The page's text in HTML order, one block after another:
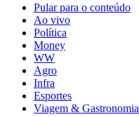
Pular para o conteúdo
Ao vivo
Política
Money
WW
Agro
Infra
Esportes
Viagem & Gastronomia